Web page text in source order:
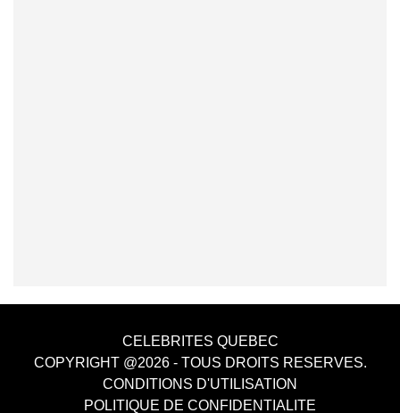
CELEBRITES QUEBEC
COPYRIGHT @2026 - TOUS DROITS RESERVES.
CONDITIONS D'UTILISATION
POLITIQUE DE CONFIDENTIALITE